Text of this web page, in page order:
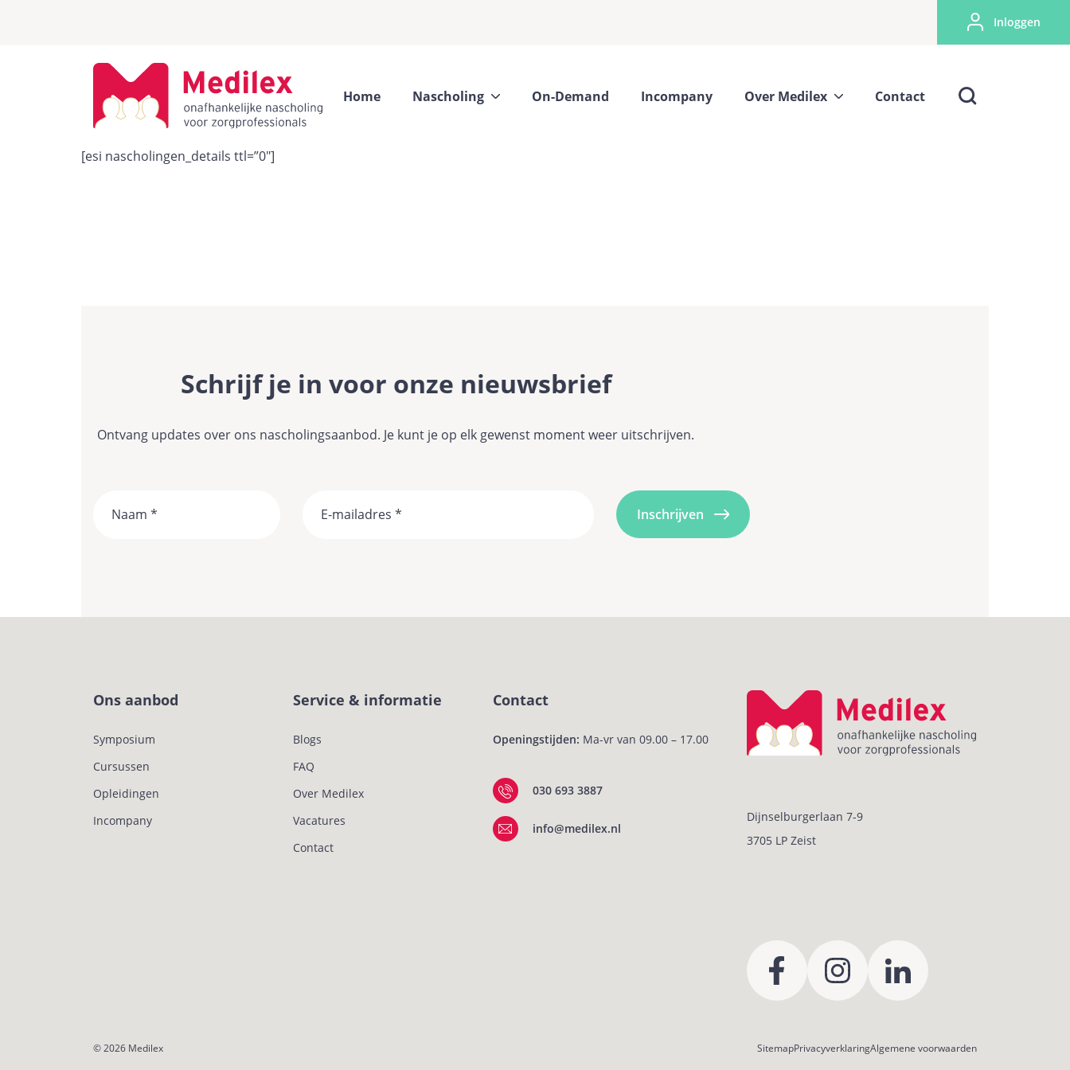
Inloggen
Home Nascholing On-Demand Incompany Over Medilex Contact
[esi nascholingen_details ttl=”0″]
Schrijf je in voor onze nieuwsbrief
Ontvang updates over ons nascholingsaanbod. Je kunt je op elk gewenst moment weer uitschrijven.
Ons aanbod
Symposium
Cursussen
Opleidingen
Incompany
Service & informatie
Blogs
FAQ
Over Medilex
Vacatures
Contact
Contact
Openingstijden: Ma-vr van 09.00 – 17.00
030 693 3887
info@medilex.nl
Dijnselburgerlaan 7-9
3705 LP Zeist
© 2026 Medilex SitemapPrivacyverklaringAlgemene voorwaarden